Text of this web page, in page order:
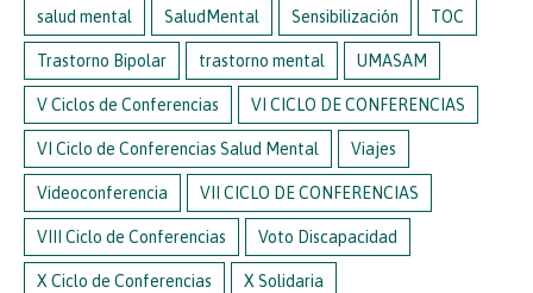
salud mental SaludMental Sensibilización TOC
Trastorno Bipolar trastorno mental UMASAM
V Ciclos de Conferencias VI CICLO DE CONFERENCIAS
VI Ciclo de Conferencias Salud Mental Viajes
Videoconferencia VII CICLO DE CONFERENCIAS
VIII Ciclo de Conferencias Voto Discapacidad
X Ciclo de Conferencias X Solidaria